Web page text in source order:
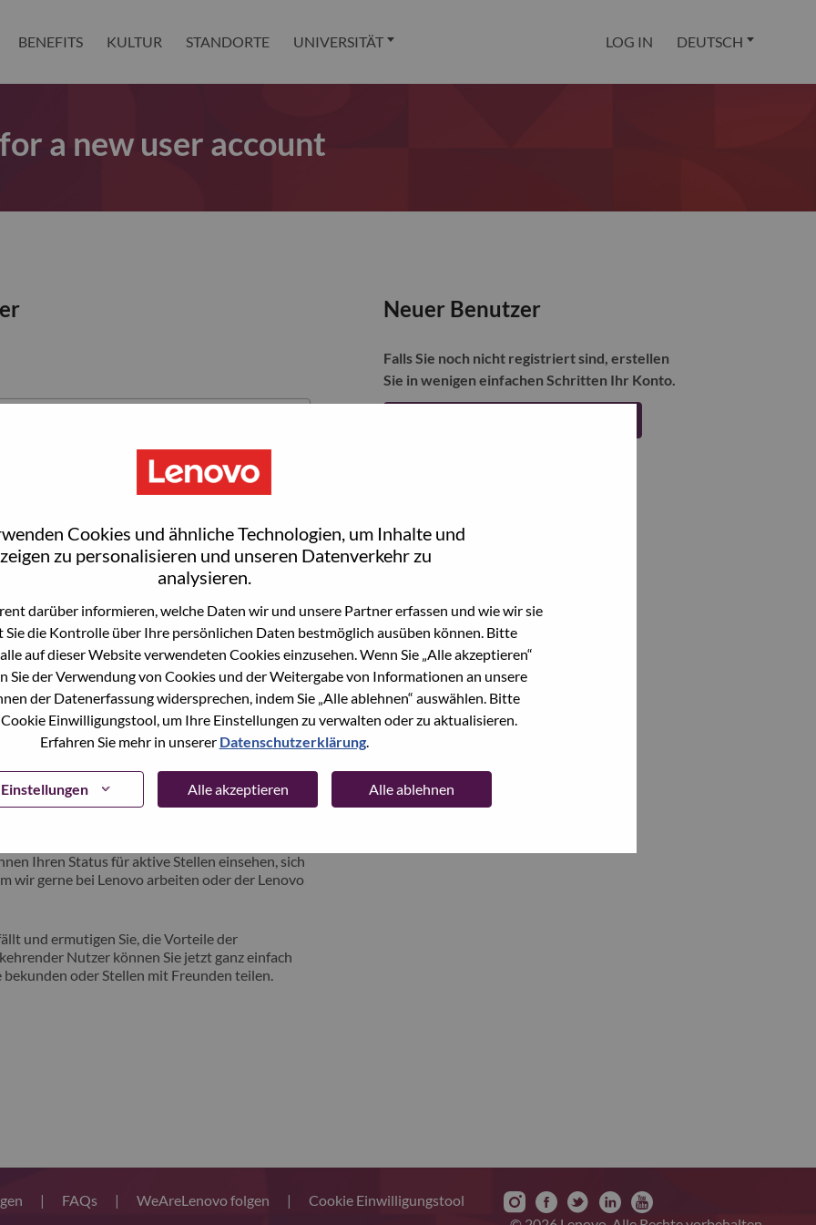
Cookies und ähnliche Technologien, um Inhalte und
zu personalisieren und unseren Datenverkehr zu
analysieren.
darüber informieren, welche Daten wir und unsere Partner erfassen und wie wir sie
Sie die Kontrolle über Ihre persönlichen Daten bestmöglich ausüben können. Bitte
auf dieser Website verwendeten Cookies einzusehen. Wenn Sie „Alle akzeptieren“
Sie der Verwendung von Cookies und der Weitergabe von Informationen an unsere
der Datenerfassung widersprechen, indem Sie „Alle ablehnen“ auswählen. Bitte
Cookie Einwilligungstool, um Ihre Einstellungen zu verwalten oder zu aktualisieren.
Erfahren Sie mehr in unserer Datenschutzerklärung.
Alle akzeptieren Alle ablehnen
BENEFITS KULTUR STANDORTE UNIVERSITÄT LOG IN DEUTSCH
a new user account
beworben haben, haben wir Ihre E-Mail in
"Passwort vergessen", um Ihr Passwort
bei der Registrierung als neuer Benutzer haben,
hrsupport@lenovo.com nd teilen Sie uns die
Screenshots mit. Bitte geben Sie in der
an. Ein Mitglied unseres Teams wird sich nach
vorstellen zu können, auf der Sie von
Ihren Status für aktive Stellen einsehen, sich
wir gerne bei Lenovo arbeiten oder der Lenovo
und ermutigen Sie, die Vorteile der
Nutzer können Sie jetzt ganz einfach
oder Stellen mit Freunden teilen.
Neuer Benutzer
Falls Sie noch nicht registriert sind, erstellen
Sie in wenigen einfachen Schritten Ihr Konto.
| FAQs | WeAreLenovo folgen |
Cookie Einwilligungstool